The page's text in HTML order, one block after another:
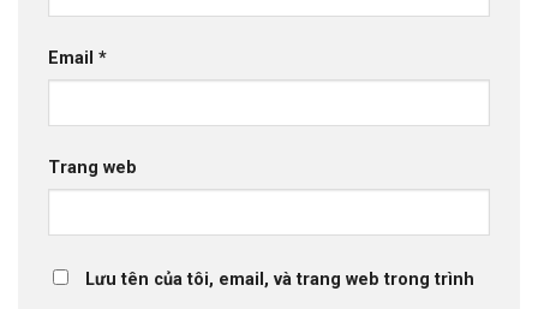
Email *
Trang web
Lưu tên của tôi, email, và trang web trong trình